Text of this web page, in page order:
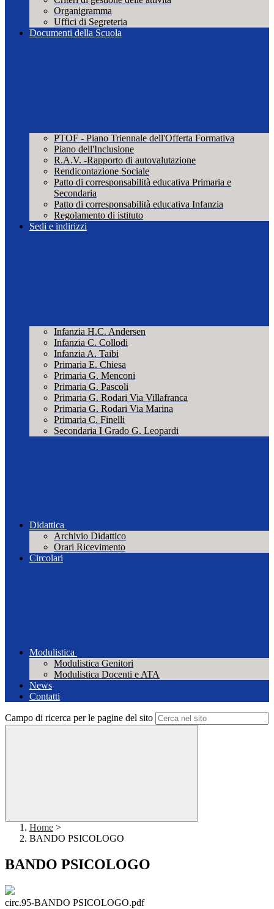
Organigramma
Uffici di Segreteria
Documenti della Scuola
PTOF - Piano Triennale dell'Offerta Formativa
Piano dell'Inclusione
R.A.V. -Rapporto di autovalutazione
Rendicontazione Sociale
Patto di corresponsabilità educativa Primaria e
Secondaria
Patto di corresponsabilità educativa Infanzia
Regolamento di istituto
Sedi e indirizzi
Infanzia H.C. Andersen
Infanzia C. Collodi
Infanzia A. Taibi
Primaria E. Chiesa
Primaria G. Menconi
Primaria G. Pascoli
Primaria G. Rodari Via Villafranca
Primaria G. Rodari Via Marina
Primaria C. Finelli
Secondaria I Grado G. Leopardi
Didattica
Archivio Didattico
Orari Ricevimento
Circolari
Modulistica
Modulistica Genitori
Modulistica Docenti e ATA
News
Contatti
Campo di ricerca per le pagine del sito
Home >
BANDO PSICOLOGO
BANDO PSICOLOGO
circ.95-BANDO PSICOLOGO.pdf